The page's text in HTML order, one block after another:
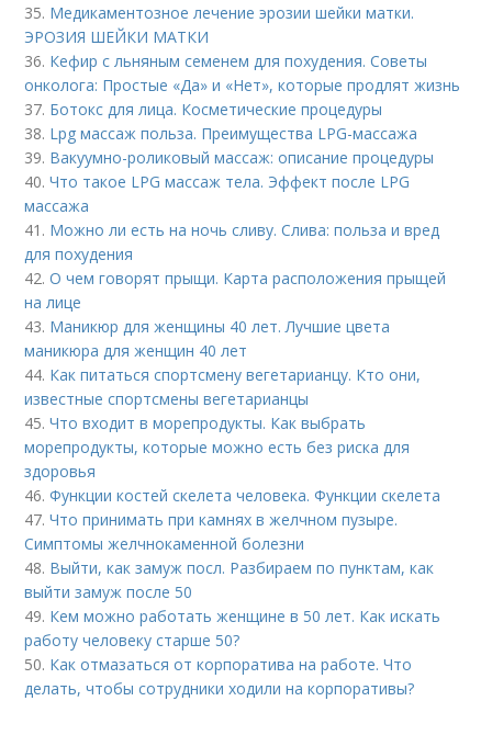
35. Медикаментозное лечение эрозии шейки матки.
ЭРОЗИЯ ШЕЙКИ МАТКИ
36. Кефир с льняным семенем для похудения. Советы
онколога: Простые «Да» и «Нет», которые продлят жизнь
37. Ботокс для лица. Косметические процедуры
38. Lpg массаж польза. Преимущества LPG-массажа
39. Вакуумно-роликовый массаж: описание процедуры
40.Что такое LPG массаж тела. Эффект после LPG
массажа
41. Можно ли есть на ночь сливу. Слива: польза и вред
для похудения
42.О чем говорят прыщи. Карта расположения прыщей
на лице
43. Маникюр для женщины 40 лет. Лучшие цвета
маникюра для женщин 40 лет
44. Как питаться спортсмену вегетарианцу. Кто они,
известные спортсмены вегетарианцы
45.Что входит в морепродукты. Как выбрать
морепродукты, которые можно есть без риска для
здоровья
46.Функции костей скелета человека. Функции скелета
47.Что принимать при камнях в желчном пузыре.
Симптомы желчнокаменной болезни
48. Выйти, как замуж посл. Разбираем по пунктам, как
выйти замуж после 50
49. Кем можно работать женщине в 50 лет. Как искать
работу человеку старше 50?
50. Как отмазаться от корпоратива на работе. Что
делать, чтобы сотрудники ходили на корпоративы?